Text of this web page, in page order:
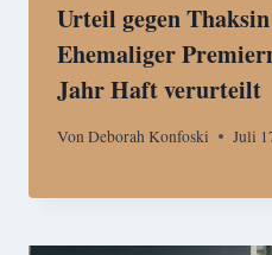
Urteil gegen
Ehemaliger
Jahr Haft verurteilt
VonDeborah Konfoski Juli